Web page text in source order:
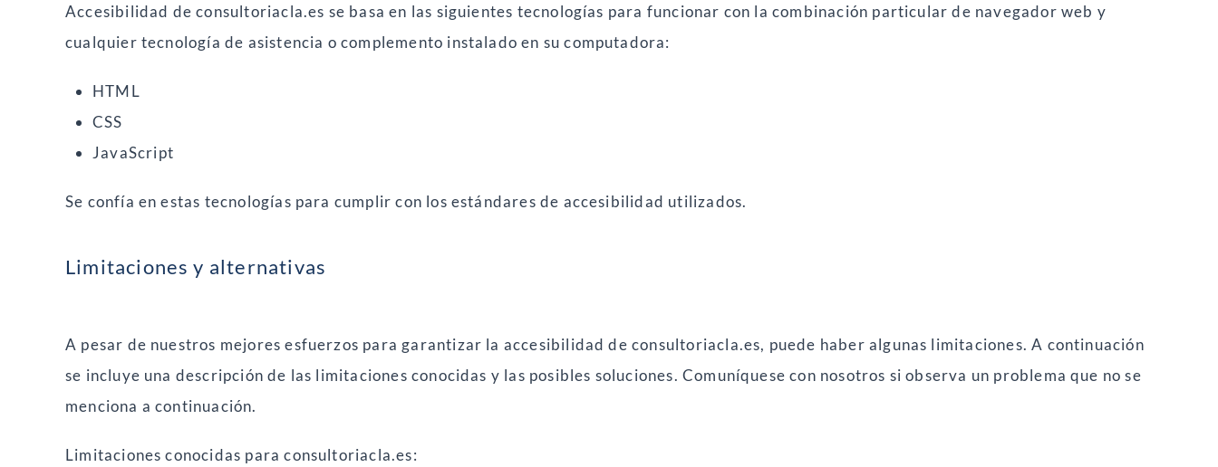
Accesibilidad de consultoriacla.es se basa en las siguientes tecnologías para funcionar con la combinación particular de navegador web y
cualquier tecnología de asistencia o complemento instalado en su computadora:
HTML
CSS
JavaScript
Se confía en estas tecnologías para cumplir con los estándares de accesibilidad utilizados.
Limitaciones y alternativas
A pesar de nuestros mejores esfuerzos para garantizar la accesibilidad de consultoriacla.es, puede haber algunas limitaciones. A continuación
se incluye una descripción de las limitaciones conocidas y las posibles soluciones. Comuníquese con nosotros si observa un problema que no se
menciona a continuación.
Limitaciones conocidas para consultoriacla.es: